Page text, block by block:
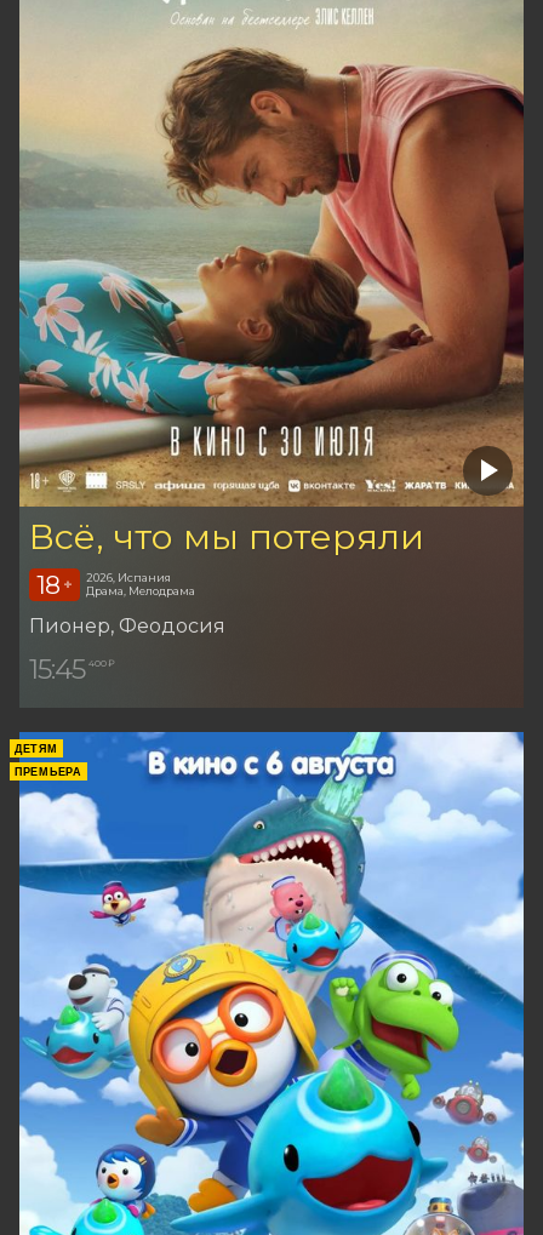
Всё, что мы потеряли
18 +
2026, Испания
Драма, Мелодрама
Пионер, Феодосия
15:45 400 ₽
ДЕТЯМ
ПРЕМЬЕРА